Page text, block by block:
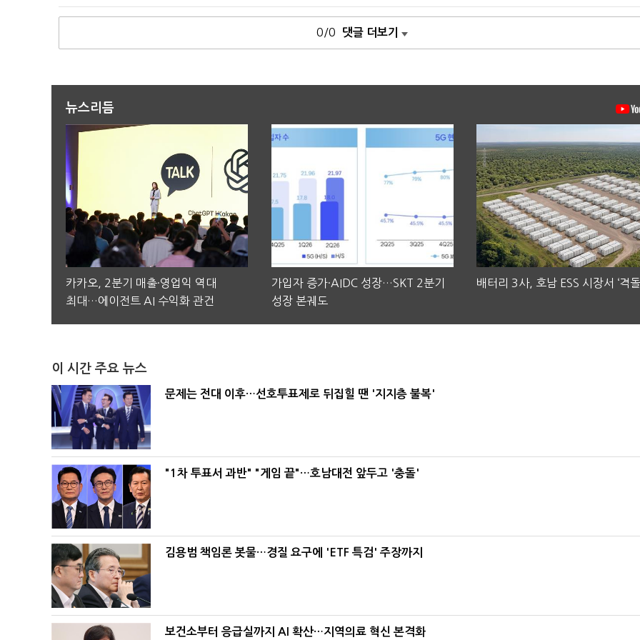
0/0 댓글 더보기
뉴스리듬
카카오, 2분기 매출·영업익 역대
최대…에이전트 AI 수익화 관건
가입자 증가·AIDC 성장…SKT 2분기
성장 본궤도
배터리 3사, 호남 ESS 시장서 ‘격돌
이 시간 주요 뉴스
문제는 전대 이후…선호투표제로 뒤집힐 땐 '지지층 불복'
"1차 투표서 과반" "게임 끝"…호남대전 앞두고 '충돌'
김용범 책임론 봇물…경질 요구에 'ETF 특검' 주장까지
보건소부터 응급실까지 AI 확산…지역의료 혁신 본격화